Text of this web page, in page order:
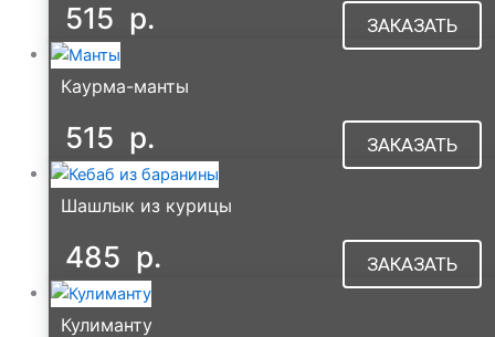
515 р. ЗАКАЗАТЬ
Каурма-манты
515 р. ЗАКАЗАТЬ
Шашлык из курицы
485 р. ЗАКАЗАТЬ
Кулиманту